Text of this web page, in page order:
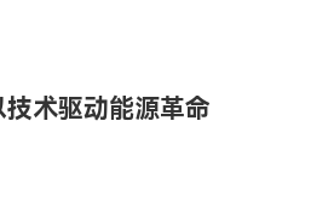
术驱动能源革命